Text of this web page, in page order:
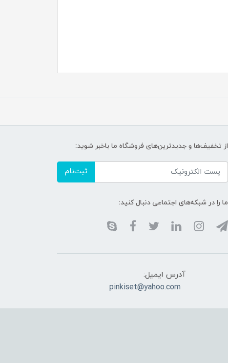
از تخفیف‌ها و جدیدترین‌های فروشگاه ما باخبر شوید:
ثبت‌نام
ما را در شبکه‌های اجتماعی دنبال کنید:
آدرس ایمیل:
pinkiset@yahoo.com